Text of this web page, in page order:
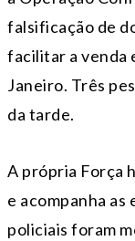
falsificação de
facilitar a venda
Janeiro. Três
da tarde.
A própria Força
e acompanha
policiais foram